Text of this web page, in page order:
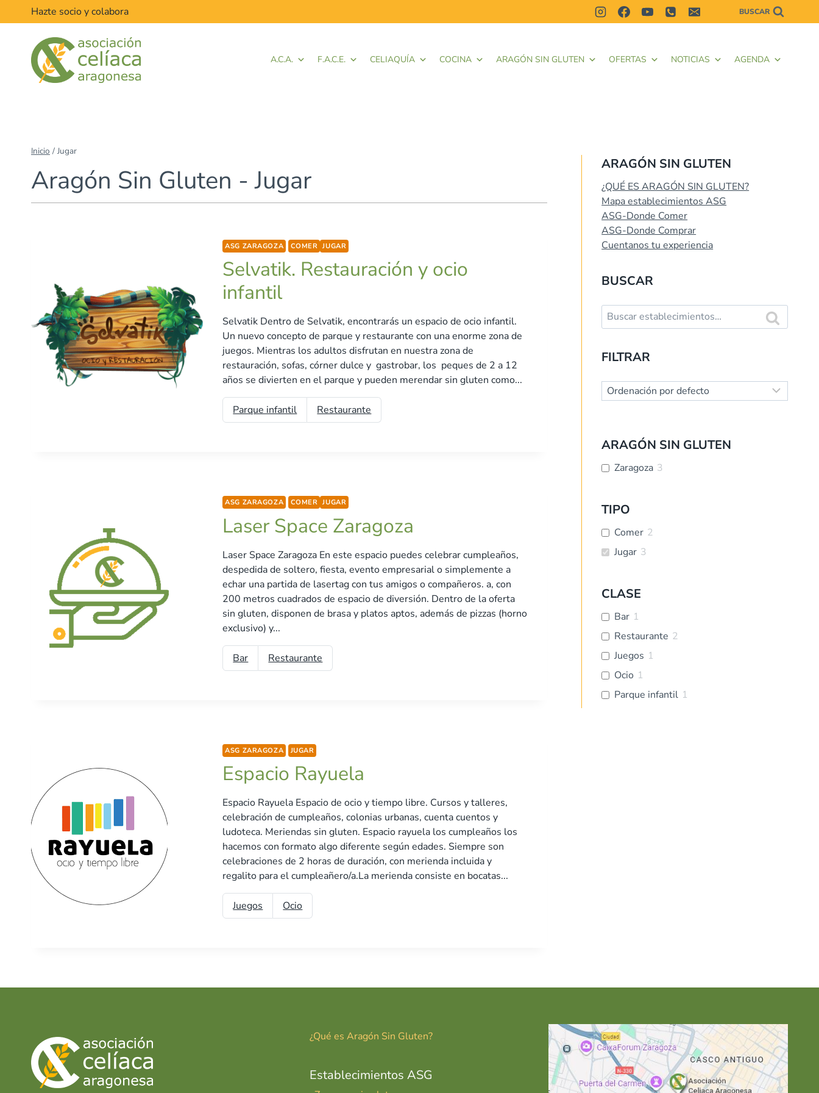
al
Hazte socio y colabora BUSCAR
A.C.A. F.A.C.E. CELIAQUÍA COCINA ARAGÓN SIN GLUTEN OFERTAS NOTICIAS AGENDA
Inicio / Jugar
Aragón Sin Gluten - Jugar
ASG ZARAGOZA COMER JUGAR
Selvatik. Restauración y ocio
infantil
Selvatik Dentro de Selvatik, encontrarás un espacio de ocio infantil.
Un nuevo concepto de parque y restaurante con una enorme zona de
juegos. Mientras los adultos disfrutan en nuestra zona de
restauración, sofas, córner dulce y gastrobar, los peques de 2 a 12
años se divierten en el parque y pueden merendar sin gluten como...
Parque infantil Restaurante
ASG ZARAGOZA COMER JUGAR
Laser Space Zaragoza
Laser Space Zaragoza En este espacio puedes celebrar cumpleaños,
despedida de soltero, fiesta, evento empresarial o simplemente a
echar una partida de lasertag con tus amigos o compañeros. a, con
200 metros cuadrados de espacio de diversión. Dentro de la oferta
sin gluten, disponen de brasa y platos aptos, además de pizzas (horno
exclusivo) y...
Bar Restaurante
ASG ZARAGOZA JUGAR
Espacio Rayuela
Espacio Rayuela Espacio de ocio y tiempo libre. Cursos y talleres,
celebración de cumpleaños, colonias urbanas, cuenta cuentos y
ludoteca. Meriendas sin gluten. Espacio rayuela los cumpleaños los
hacemos con formato algo diferente según edades. Siempre son
celebraciones de 2 horas de duración, con merienda incluida y
regalito para el cumpleañero/a.La merienda consiste en bocatas...
Juegos Ocio
ARAGÓN SIN GLUTEN
¿QUÉ ES ARAGÓN SIN GLUTEN?
Mapa establecimientos ASG
ASG-Donde Comer
ASG-Donde Comprar
Cuentanos tu experiencia
BUSCAR
Buscar:
Buscar
FILTRAR
ARAGÓN SIN GLUTEN
Zaragoza 3
TIPO
Comer 2
Jugar 3
CLASE
Bar 1
Restaurante 2
Juegos 1
Ocio 1
Parque infantil 1
¿Qué es Aragón Sin Gluten?
Establecimientos ASG